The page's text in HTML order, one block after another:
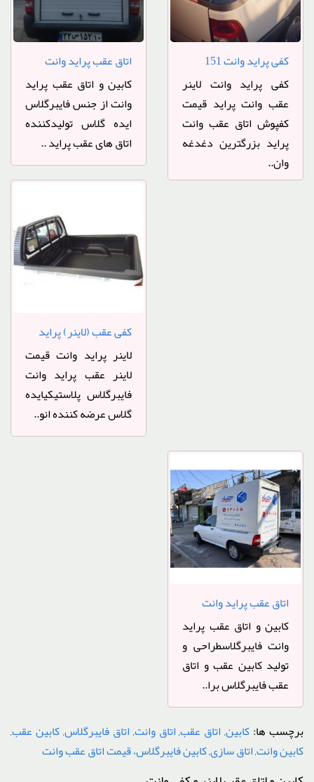
کفی پراید وانت 151
کفی پراید وانت لاینر
عقب وانت پراید قیمت
کفپوش اتاق عقب وانت
پراید بزرگترین دغدغه
وان..
اتاق عقب پراید وانت
پخشی
کابین و اتاق عقب پراید
وانت از جنس فایبرگلاس
ایده گلاس تولیدکننده
اتاق های عقب پراید ..
کفی عقب (لاینر) پراید
لاینر پراید وانت قیمت
لاینر عقب پراید وانت
فایبرگلاس پلاستیکیایده
گلاس عرضه کننده انو..
اتاق عقب پراید وانت
آمبولانسی
کابین و اتاق عقب پراید
وانت فایبرگلاسطراحی و
تولید کابین عقب و اتاق
عقب فایبرگلاس برا..
برچسب ها:کابین,اتاق عقب,اتاق وانت,اتاق فایبرگلاس,کابین عقب,
کابین وانت,اتاق سازی,کابین فایبرگلاس، قیمت اتاق عقب وانت